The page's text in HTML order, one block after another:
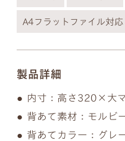
A4フラットファイル対応
製品詳細
内寸：高さ320×大
背あて素材：モルビ
背あてカラー：グレ